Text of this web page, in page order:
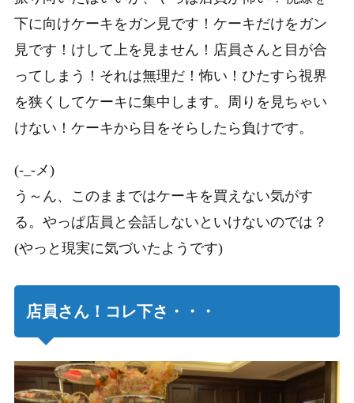
下に向けケーキをガン見です！ケーキだけをガン
見です！けして上を見ません！店員さんと目が合
ってしまう！それは無理だ！怖い！ひたすら視界
を狭くしてケーキに集中します。周りを見ちゃい
けない！ケーキから目をそらしたら負けです。
(-_-メ)
う～ん、このままではケーキを買えない気がす
る。やっぱ店員と会話しないといけないのでは？
(やっと現実に気づいたようです)
店員さん！コレ下さ・・・